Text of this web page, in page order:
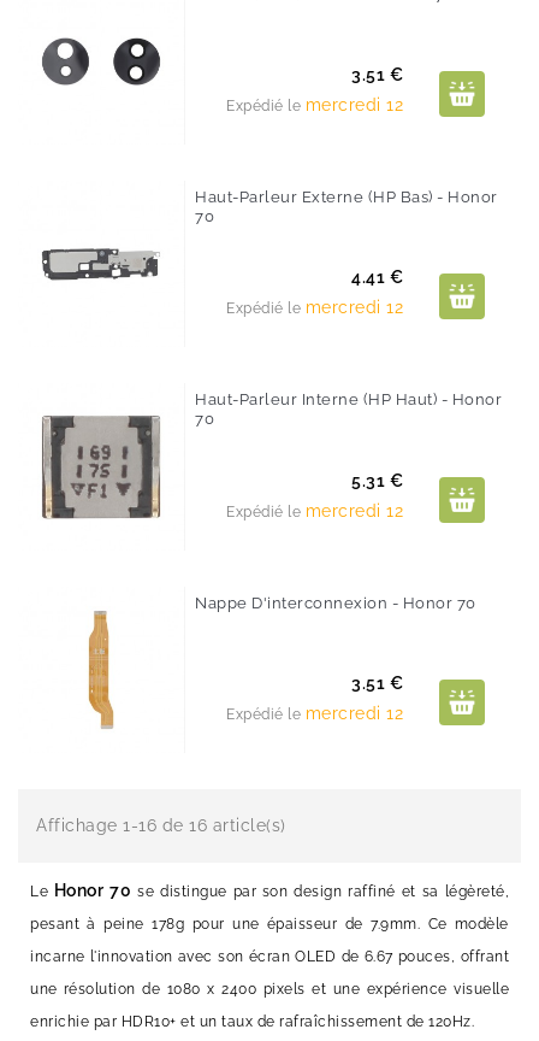
Prix
3.51 €
Expédié le mercredi 12
Haut-Parleur Externe (HP Bas) - Honor
70
Prix
4.41 €
Expédié le mercredi 12
Haut-Parleur Interne (HP Haut) - Honor
70
Prix
5.31 €
Expédié le mercredi 12
Nappe D'interconnexion - Honor 70
Prix
3.51 €
Expédié le mercredi 12
Affichage 1-16 de 16 article(s)
Le Honor 70 se distingue par son design raffiné et sa légèreté,
pesant à peine 178g pour une épaisseur de 7.9mm. Ce modèle
incarne l'innovation avec son écran OLED de 6.67 pouces, offrant
une résolution de 1080 x 2400 pixels et une expérience visuelle
enrichie par HDR10+ et un taux de rafraîchissement de 120Hz.